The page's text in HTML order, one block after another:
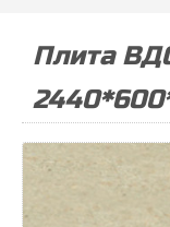
Плита